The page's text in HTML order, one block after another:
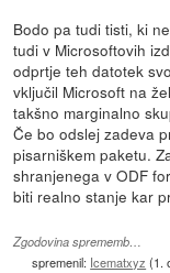
Bodo pa tudi tisti, ki
tudi v Microsoftovih
odprtje teh datotek
vključil Microsoft na
takšno marginalno
Če bo odslej zadeva
pisarniškem paketu.
shranjenega v ODF
biti realno stanje kar
Zgodovina sprememb…
spremenil: Icematxyz (1.